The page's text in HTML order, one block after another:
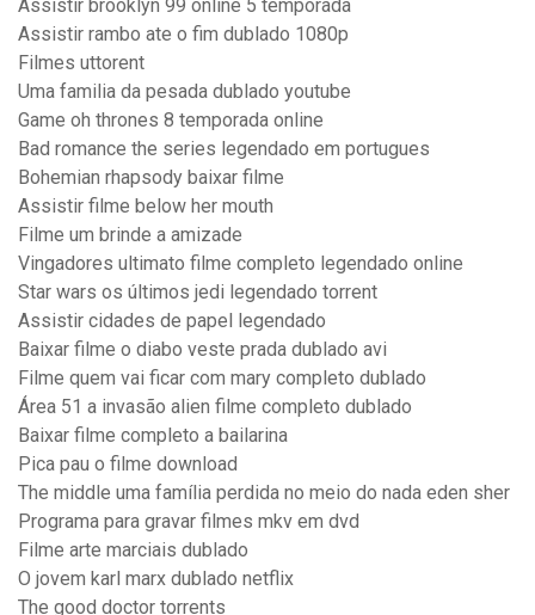
Assistir brooklyn 99 online 5 temporada
Assistir rambo ate o fim dublado 1080p
Filmes uttorent
Uma familia da pesada dublado youtube
Game oh thrones 8 temporada online
Bad romance the series legendado em portugues
Bohemian rhapsody baixar filme
Assistir filme below her mouth
Filme um brinde a amizade
Vingadores ultimato filme completo legendado online
Star wars os últimos jedi legendado torrent
Assistir cidades de papel legendado
Baixar filme o diabo veste prada dublado avi
Filme quem vai ficar com mary completo dublado
Área 51 a invasão alien filme completo dublado
Baixar filme completo a bailarina
Pica pau o filme download
The middle uma família perdida no meio do nada eden sher
Programa para gravar filmes mkv em dvd
Filme arte marciais dublado
O jovem karl marx dublado netflix
The good doctor torrents